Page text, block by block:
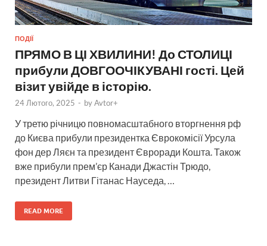
ПОДІЇ
ПРЯМО В ЦІ ХВИЛИНИ! До СТОЛИЦІ
прибули ДОВГООЧІКУВАНІ гості. Цей
візит увійде в історію.
24 Лютого, 2025 - byAvtor+
У третю річницю повномасштабного вторгнення рф
до Києва прибули президентка Єврокомісії Урсула
фон дер Ляєн та президент Євроради Кошта. Також
вже прибули прем’єр Канади Джастін Трюдо,
президент Литви Гітанас Науседа, …
READ MORE